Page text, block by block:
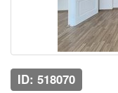
ID: 518070